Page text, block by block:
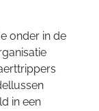
onder in de
in een